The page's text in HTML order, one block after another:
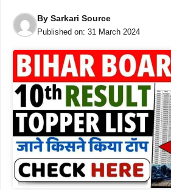
By Sarkari Source
Published on: 31 March 2024